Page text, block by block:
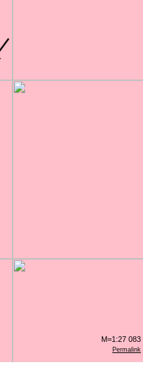
Permalink
M=1:27 083